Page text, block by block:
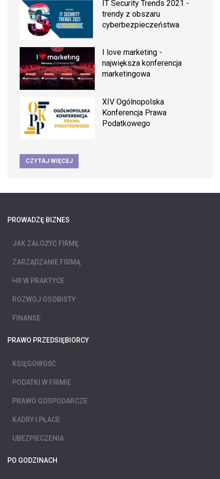
IT Security Trends 2021 -
trendy z obszaru
cyberbezpieczeństwa
I love marketing -
największa konferencja
marketingowa
XIV Ogólnopolska
Konferencja Prawa
Podatkowego
CZYTAJ WIĘCEJ
PROWADZĘ BIZNES
JAK ZAŁOŻYĆ FIRMĘ
ZARZĄDZANIE FIRMĄ
HR W PRAKTYCE
ROZWÓJ OSOBISTY
FINANSE
PRAWO PRZEDSIĘBIORCY
KSIĘGOWOŚĆ
PODATKI W FIRMIE
PRAWO GOSPODARCZE
KADRY I PŁACE
UBEZPIECZENIA
PO GODZINACH